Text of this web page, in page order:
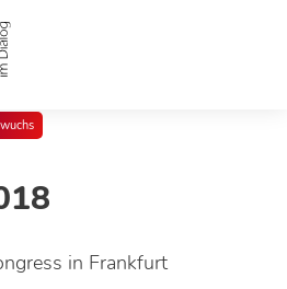
in Frankfurt